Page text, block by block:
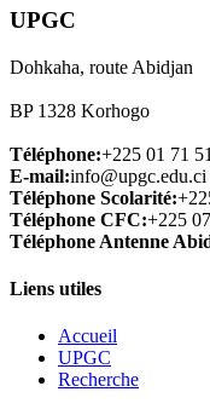
UPGC
Dohkaha, route Abidjan
BP 1328 Korhogo
Téléphone:+225 01 71
E-mail:info@upgc.edu.ci
Téléphone Scolarité:
Téléphone CFC:+225
Téléphone Antenne
Liens utiles
Accueil
UPGC
Recherche